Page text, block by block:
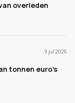
overleden
9 jul 2026
tonnen euro's